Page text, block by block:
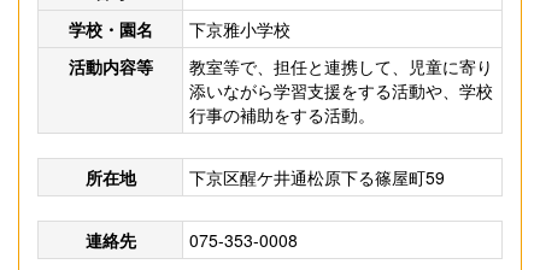
学校・園名
下京雅小学校
活動内容等
教室等で、担任と連携して、児童に寄り
添いながら学習支援をする活動や、学校
行事の補助をする活動。
所在地 下京区醒ケ井通松原下る篠屋町59
連絡先 075-353-0008